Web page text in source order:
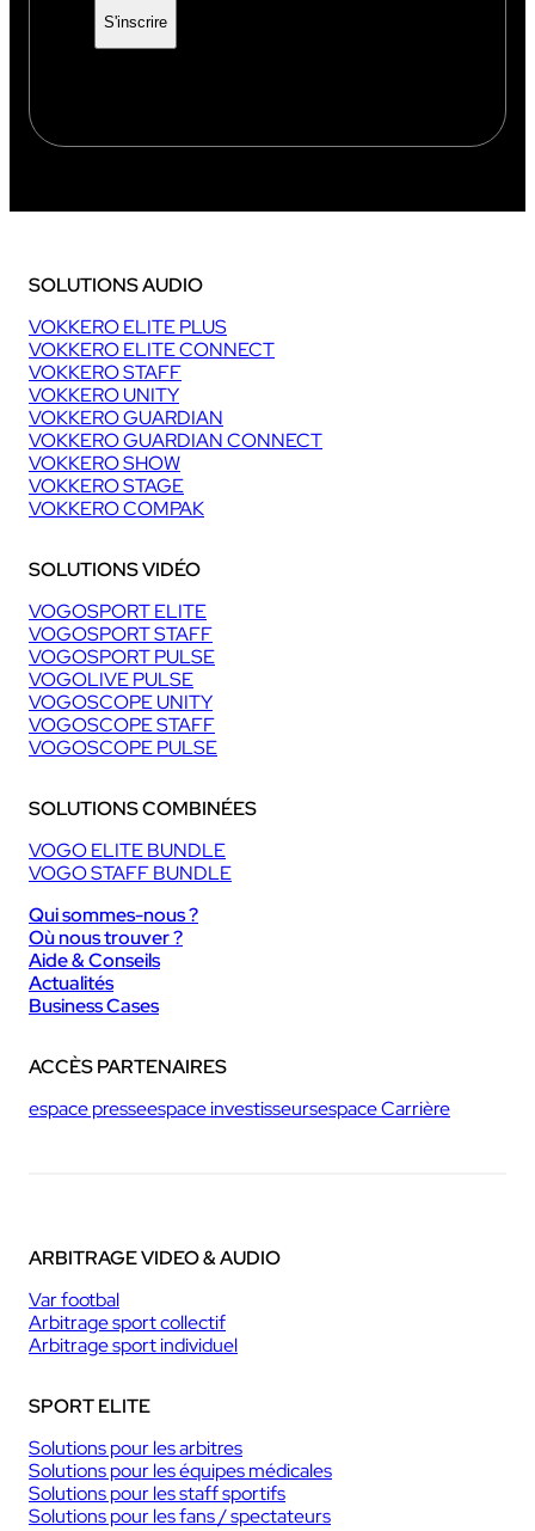
SOLUTIONS AUDIO
VOKKERO ELITE PLUS
VOKKERO ELITE CONNECT
VOKKERO STAFF
VOKKERO UNITY
VOKKERO GUARDIAN
VOKKERO GUARDIAN CONNECT
VOKKERO SHOW
VOKKERO STAGE
VOKKERO COMPAK
SOLUTIONS VIDÉO
VOGOSPORT ELITE
VOGOSPORT STAFF
VOGOSPORT PULSE
VOGOLIVE PULSE
VOGOSCOPE UNITY
VOGOSCOPE STAFF
VOGOSCOPE PULSE
SOLUTIONS COMBINÉES
VOGO ELITE BUNDLE
VOGO STAFF BUNDLE
Qui sommes-nous ?
Où nous trouver ?
Aide & Conseils
Actualités
Business Cases
ACCÈS PARTENAIRES
espace presseespace investisseursespace Carrière
ARBITRAGE VIDEO & AUDIO
Var footbal
Arbitrage sport collectif
Arbitrage sport individuel
SPORT ELITE
Solutions pour les arbitres
Solutions pour les équipes médicales
Solutions pour les staff sportifs
Solutions pour les fans / spectateurs